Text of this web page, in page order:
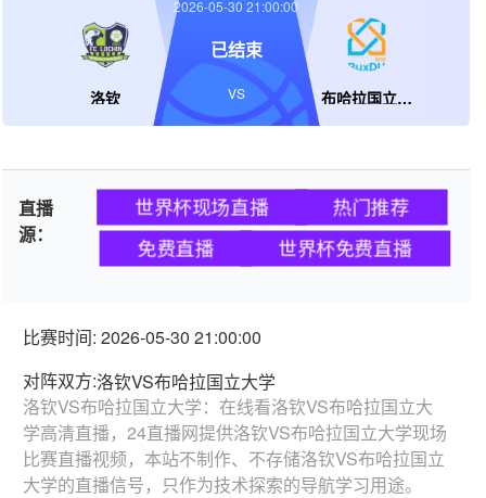
洛钦 布哈拉国立大学
2026-05-30 21:00:00
已结束
VS
直播
源：
世界杯现场直播
热门推荐
免费直播
世界杯免费直播
比赛时间: 2026-05-30 21:00:00
对阵双方:洛钦VS布哈拉国立大学
洛钦VS布哈拉国立大学：在线看洛钦VS布哈拉国立大
学高清直播，24直播网提供洛钦VS布哈拉国立大学现场
比赛直播视频，本站不制作、不存储洛钦VS布哈拉国立
大学的直播信号，只作为技术探索的导航学习用途。